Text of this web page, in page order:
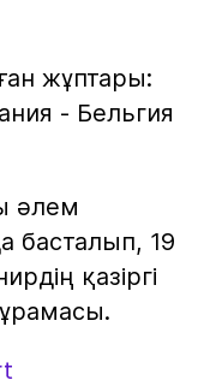
жұптары:
- Бельгия
әлем
басталып, 19
қазіргі